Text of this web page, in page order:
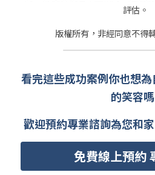
評估。
版權所有，非經同意不得
看完這些成功案例你也想
的笑容
歡迎預約專業諮詢為您和
免費線上預約